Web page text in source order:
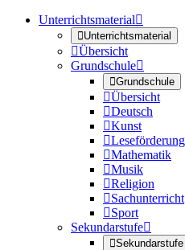
Unterrichtsmaterial
Unterrichtsmaterial
Übersicht
Grundschule
Grundschule
Übersicht
Deutsch
Kunst
Leseförderung
Mathematik
Musik
Religion
Sachunterricht
Sport
Sekundarstufe
Sekundarstufe